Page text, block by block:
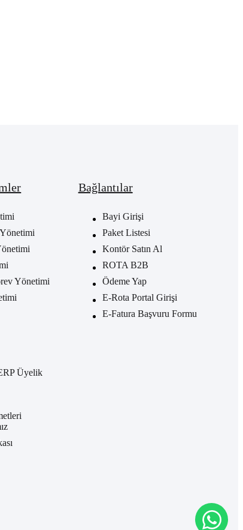
Yönetimi
Üyelik
Bağlantılar
Bayi Girişi
Paket Listesi
Kontör Satın Al
ROTA B2B
Ödeme Yap
E-Rota Portal Girişi
E-Fatura Başvuru Formu